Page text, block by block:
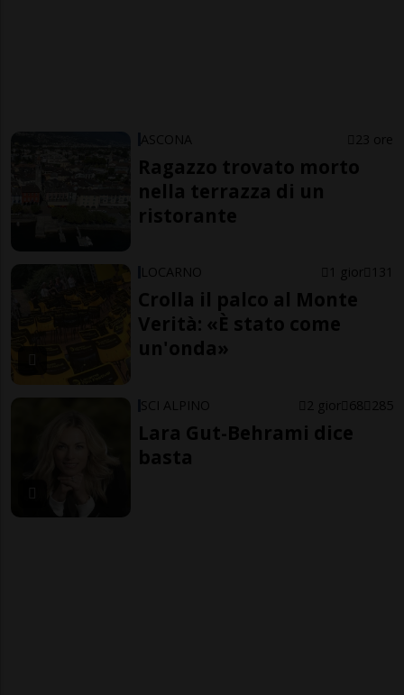
ASCONA 23 ore
Ragazzo trovato morto
nella terrazza di un
ristorante
LOCARNO 1 gior 131
Crolla il palco al Monte
Verità: «È stato come
un'onda»
SCI ALPINO 2 gior 68 285
Lara Gut-Behrami dice
basta